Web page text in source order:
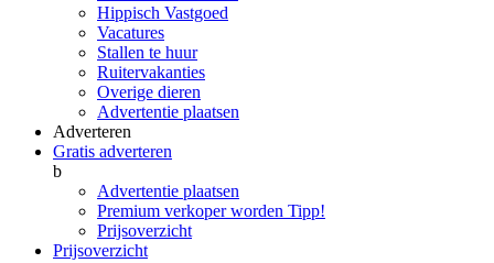
Hippisch Vastgoed
Vacatures
Stallen te huur
Ruitervakanties
Overige dieren
Advertentie plaatsen
Adverteren
Gratis adverteren
b
Advertentie plaatsen
Premium verkoper worden Tipp!
Prijsoverzicht
Prijsoverzicht